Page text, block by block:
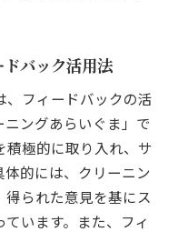
ルの構築
市場をリードする
ズとチャンス
めの独自提案
ームの活用と顧客
バック活用法
、フィードバックの活
ングあらいぐま」で
積極的に取り入れ、サ
的には、クリーニン
られた意見を基にス
います。また、フィ